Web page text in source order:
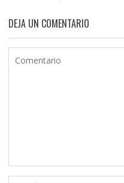
DEJA UN COMENTARIO